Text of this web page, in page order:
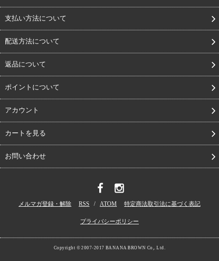
支払い方法について
配送方法について
返品について
ポイントについて
アカウント
カートを見る
お問い合わせ
メルマガ登録・解除 RSS / ATOM 特定商法取引法に基づく表記
プライバシーポリシー
Copyright © 2007-2017 BANANA BROWN Co,. Ltd.